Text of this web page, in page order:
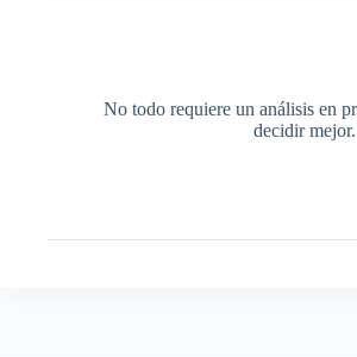
No todo requiere un análisis en
decidir